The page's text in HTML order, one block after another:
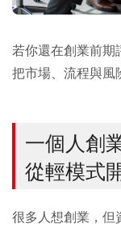
若你還在創業前
把市場、流程與風
一個人創
從輕模式
很多人想創業，但